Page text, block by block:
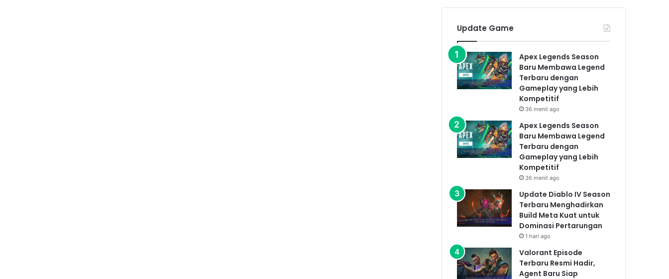
Update Game
Apex Legends Season
Baru Membawa Legend
Terbaru dengan
Gameplay yang Lebih
Kompetitif
36 menit ago
Apex Legends Season
Baru Membawa Legend
Terbaru dengan
Gameplay yang Lebih
Kompetitif
36 menit ago
Update Diablo IV Season
Terbaru Menghadirkan
Build Meta Kuat untuk
Dominasi Pertarungan
1 hari ago
Valorant Episode
Terbaru Resmi Hadir,
Agent Baru Siap